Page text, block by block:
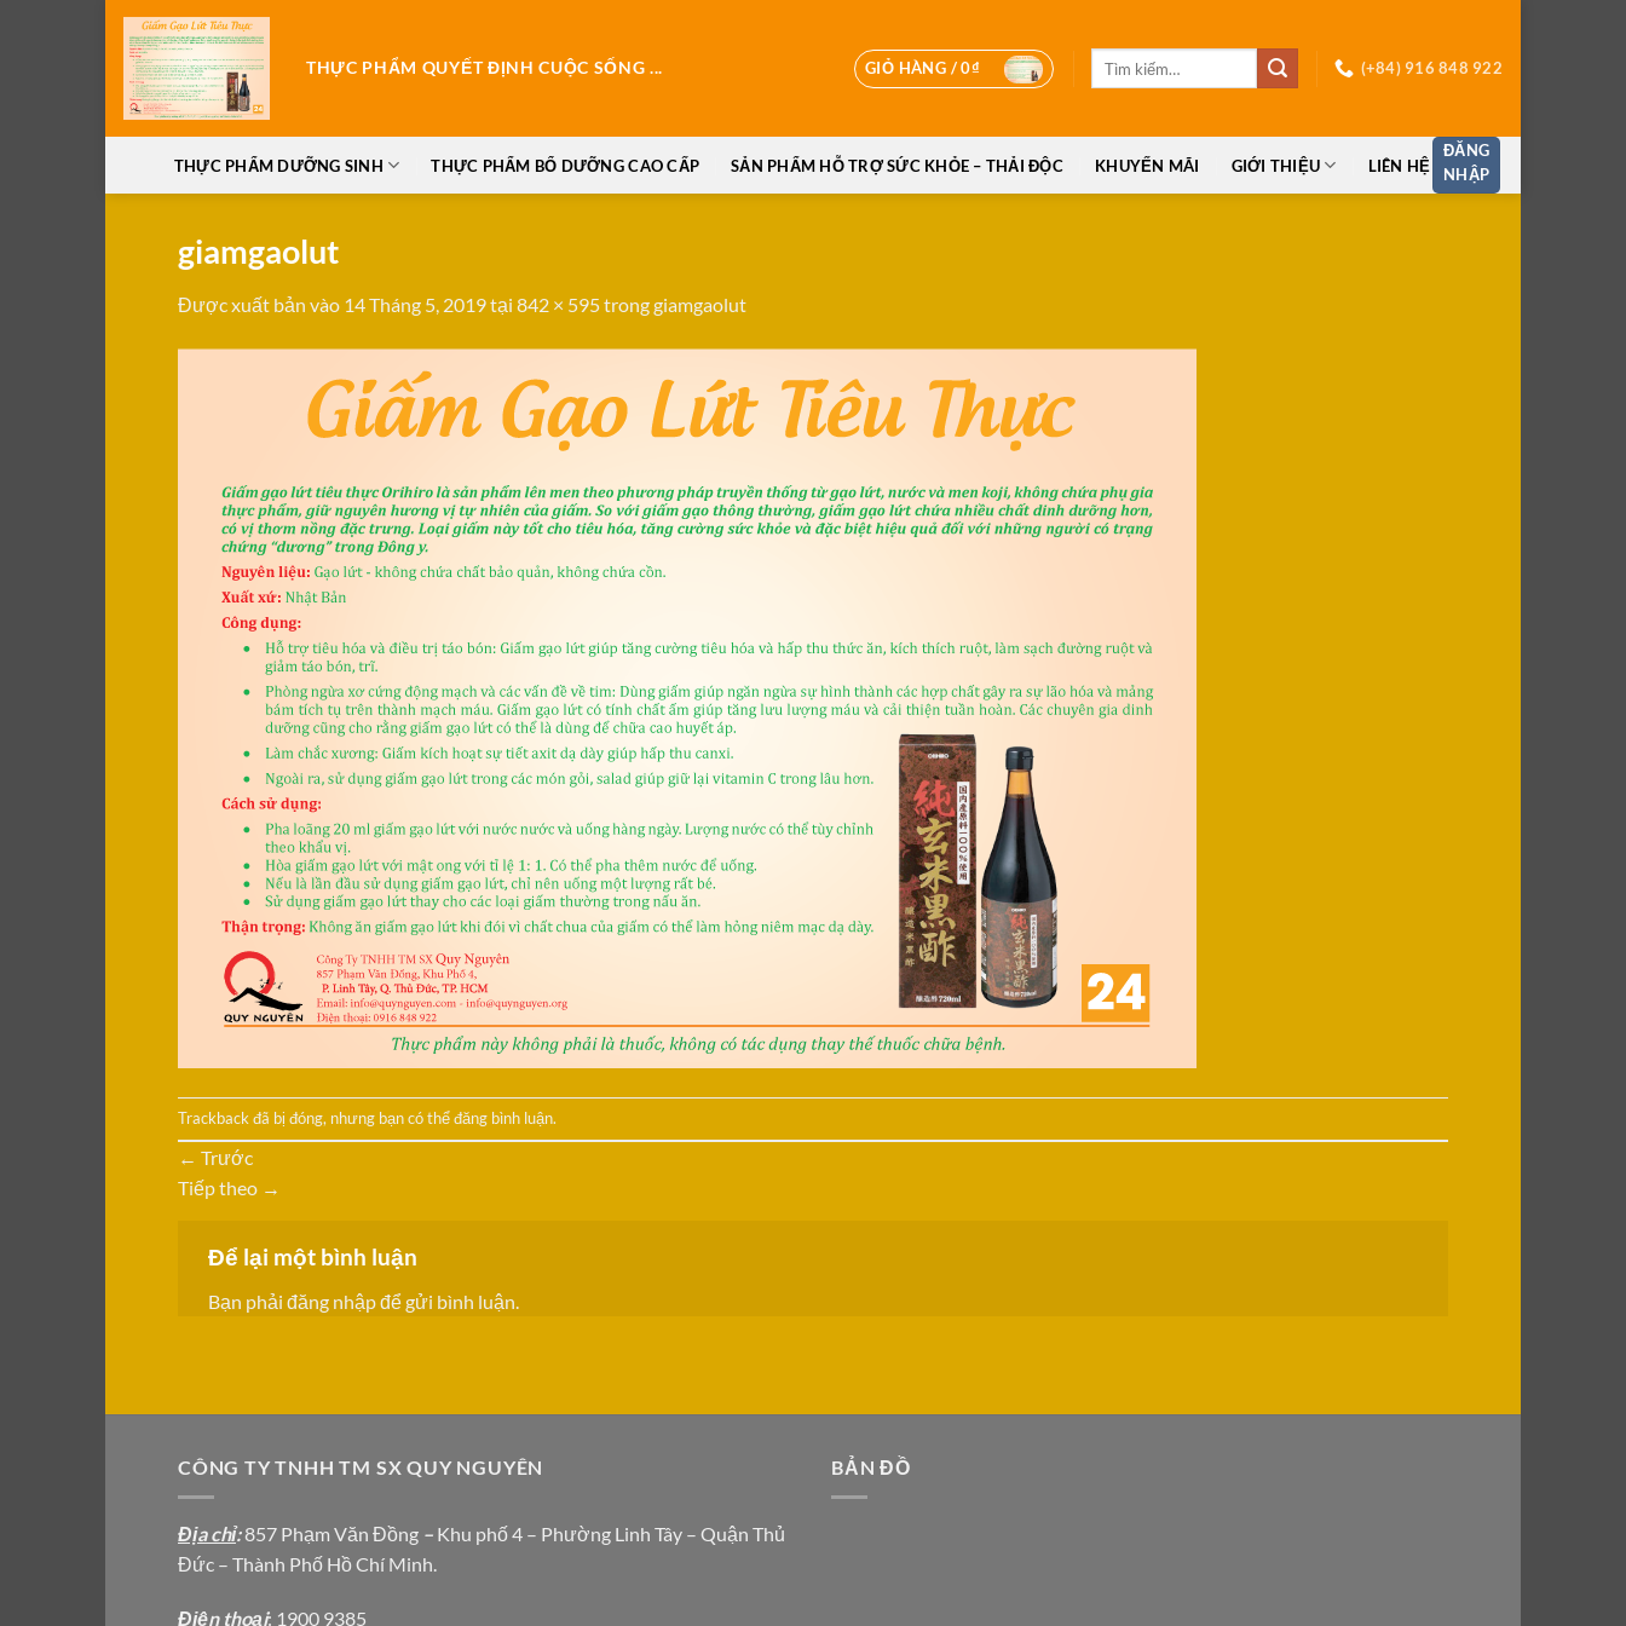
Bỏ
qua
dung
THỰC PHẨM QUYẾT ĐỊNH CUỘC SỐNG ... GIỎ HÀNG /0₫ (+84) 916 848 922
THỰC PHẨM DƯỠNG SINH THỰC PHẨM BỔ DƯỠNG CAO CẤP SẢN PHẨM HỖ TRỢ SỨC KHỎE – THẢI ĐỘC KHUYẾN MÃI GIỚI THIỆU LIÊN HỆ
ĐĂNG
NHẬP
giamgaolut
Được xuất bản vào 14 Tháng 5, 2019tại 842 × 595tronggiamgaolut
Trackback đã bị đóng, nhưng bạn có thểđăng bình luận.
← Trước
Tiếp theo →
Để lại một bình luận
Bạn phải đăng nhậpđể gửi bình luận.
CÔNG TY TNHH TM SX QUY NGUYÊN
Địa chỉ:857 Phạm Văn Đồng – Khu phố 4 – Phường Linh Tây – Quận Thủ
Đức – Thành Phố Hồ Chí Minh.
Địện thoại: 1900 9385
BẢN ĐỒ